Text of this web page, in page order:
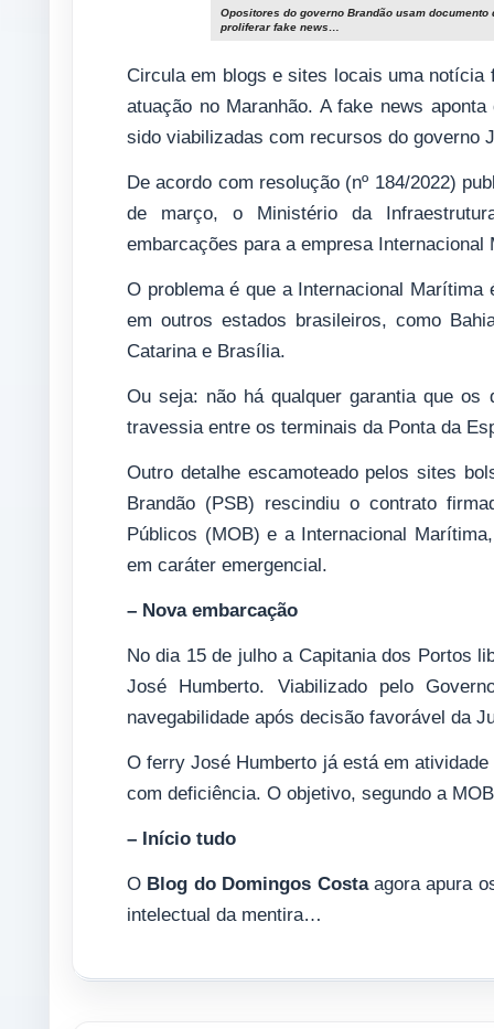
Opositores do governo Brandão usam
proliferar fake news…
Circula em blogs e sites locais uma
atuação no Maranhão. A fake news
sido viabilizadas com recursos do governo
De acordo com resolução (nº 184/2022)
de março, o Ministério da
embarcações para a empresa
O problema é que a Internacional
em outros estados brasileiros, como
Catarina e Brasília.
Ou seja: não há qualquer garantia que
travessia entre os terminais da Ponta da
Outro detalhe escamoteado pelos sites
Brandão (PSB) rescindiu o contrato
Públicos (MOB) e a Internacional
em caráter emergencial.
– Nova embarcação
No dia 15 de julho a Capitania dos Portos
José Humberto. Viabilizado pelo
navegabilidade após decisão favorável da
O ferry José Humberto já está em
com deficiência. O objetivo, segundo a
– Início tudo
O Blog do Domingos Costaagora apura
intelectual da mentira…